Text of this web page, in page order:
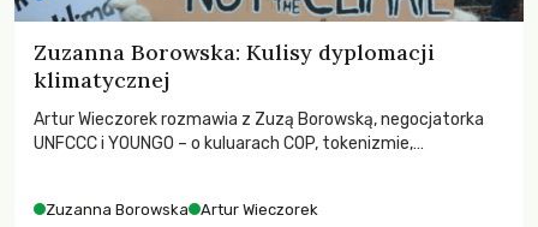
Zuzanna Borowska: Kulisy dyplomacji
klimatycznej
Artur Wieczorek rozmawia z Zuzą Borowską, negocjatorka
UNFCCC i YOUNGO – o kuluarach COP, tokenizmie,
Zuzanna Borowska Artur Wieczorek